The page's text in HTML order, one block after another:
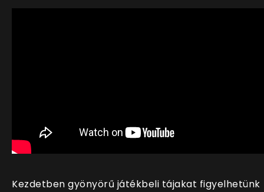
Kezdetben gyönyörű játékbeli tájakat figyelhetünk